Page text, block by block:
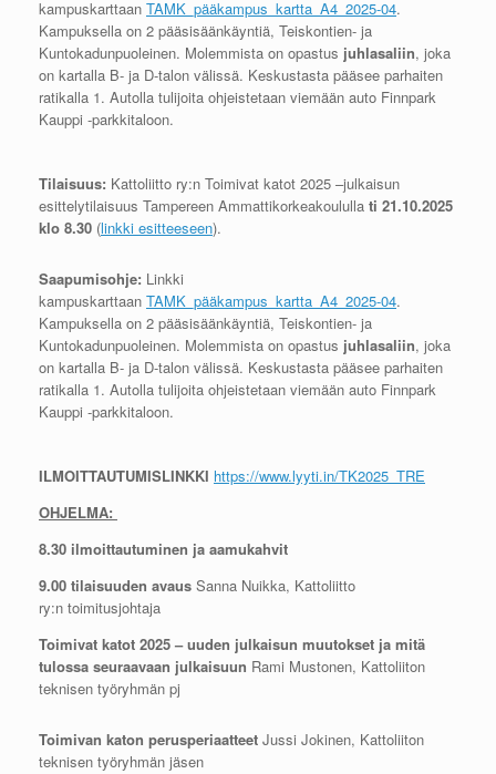
kampuskarttaan TAMK_pääkampus_kartta_A4_2025-04.
Kampuksella on 2 pääsisäänkäyntiä, Teiskontien- ja
Kuntokadunpuoleinen. Molemmista on opastus juhlasaliin, joka
on kartalla B- ja D-talon välissä. Keskustasta pääsee parhaiten
ratikalla 1. Autolla tulijoita ohjeistetaan viemään auto Finnpark
Kauppi -parkkitaloon.
Tilaisuus: Kattoliitto ry:n Toimivat katot 2025 –julkaisun
esittelytilaisuus Tampereen Ammattikorkeakoululla ti 21.10.2025
klo 8.30 (linkki esitteeseen).
Saapumisohje: Linkki
kampuskarttaan TAMK_pääkampus_kartta_A4_2025-04.
Kampuksella on 2 pääsisäänkäyntiä, Teiskontien- ja
Kuntokadunpuoleinen. Molemmista on opastus juhlasaliin, joka
on kartalla B- ja D-talon välissä. Keskustasta pääsee parhaiten
ratikalla 1. Autolla tulijoita ohjeistetaan viemään auto Finnpark
Kauppi -parkkitaloon.
ILMOITTAUTUMISLINKKI https://www.lyyti.in/TK2025_TRE
OHJELMA:
8.30 ilmoittautuminen ja aamukahvit
9.00 tilaisuuden avaus Sanna Nuikka, Kattoliitto
ry:n toimitusjohtaja
Toimivat katot 2025 – uuden julkaisun muutokset ja mitä
tulossa seuraavaan julkaisuun Rami Mustonen, Kattoliiton
teknisen työryhmän pj
Toimivan katon perusperiaatteet Jussi Jokinen, Kattoliiton
teknisen työryhmän jäsen